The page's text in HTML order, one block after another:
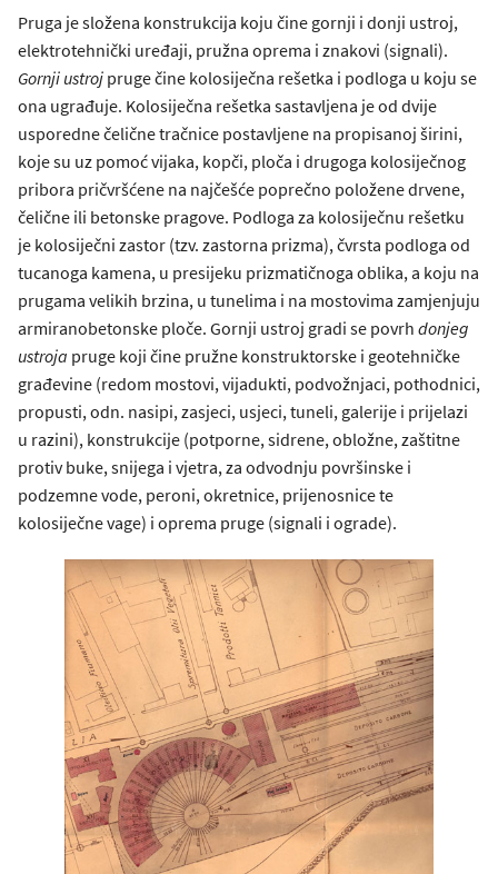
Pruga je složena konstrukcija koju čine gornji i donji ustroj,
elektrotehnički uređaji, pružna oprema i znakovi (signali).
Gornji ustroj pruge čine kolosiječna rešetka i podloga u koju se
ona ugrađuje. Kolosiječna rešetka sastavljena je od dvije
usporedne čelične tračnice postavljene na propisanoj širini,
koje su uz pomoć vijaka, kopči, ploča i drugoga kolosiječnog
pribora pričvršćene na najčešće poprečno položene drvene,
čelične ili betonske pragove. Podloga za kolosiječnu rešetku
je kolosiječni zastor (tzv. zastorna prizma), čvrsta podloga od
tucanoga kamena, u presijeku prizmatičnoga oblika, a koju na
prugama velikih brzina, u tunelima i na mostovima zamjenjuju
armiranobetonske ploče. Gornji ustroj gradi se povrh donjeg
ustroja pruge koji čine pružne konstruktorske i geotehničke
građevine (redom mostovi, vijadukti, podvožnjaci, pothodnici,
propusti, odn. nasipi, zasjeci, usjeci, tuneli, galerije i prijelazi
u razini), konstrukcije (potporne, sidrene, obložne, zaštitne
protiv buke, snijega i vjetra, za odvodnju površinske i
podzemne vode, peroni, okretnice, prijenosnice te
kolosiječne vage) i oprema pruge (signali i ograde).